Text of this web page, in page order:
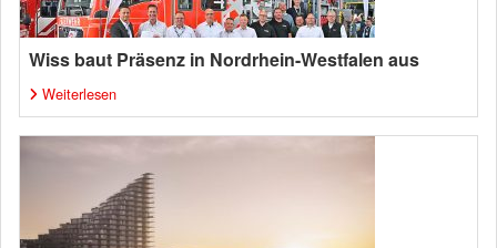
Wiss baut Präsenz in Nordrhein-Westfalen aus
Weiterlesen